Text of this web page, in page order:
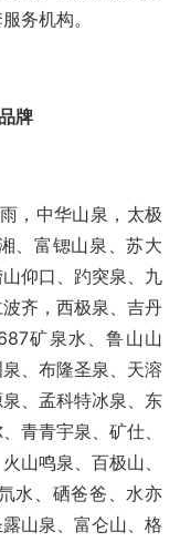
务机构。
牌
，中华山泉， 太极
、富锶山泉、苏大
仰口、趵突泉、九
齐，西极泉、吉丹
矿泉水、鲁山山
、布隆圣泉、天溶
、孟科特冰泉、东
青青宇泉、矿仕、
山鸣泉、百极山、
水、硒爸爸、水亦
山泉、富仑山、格